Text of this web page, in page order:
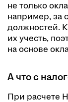
не только
например, за
должностей.
их учесть,
на основе
А что с
При расчете